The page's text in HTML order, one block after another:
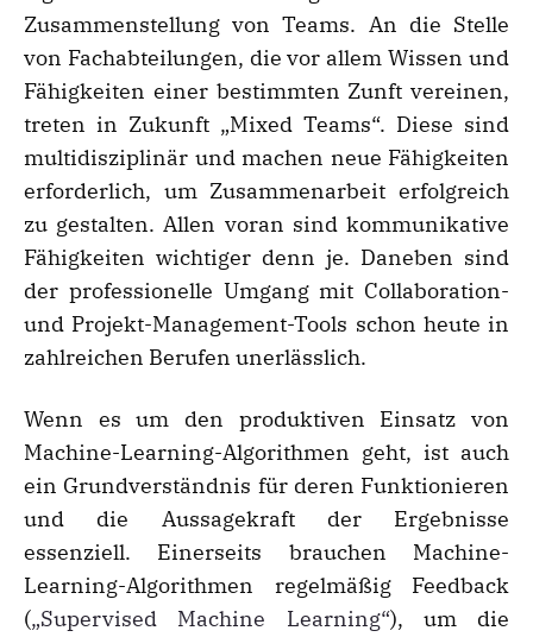
Zusammenstellung von Teams. An die Stelle
von Fachabteilungen, die vor allem Wissen und
Fähigkeiten einer bestimmten Zunft vereinen,
treten in Zukunft „Mixed Teams“. Diese sind
multidisziplinär und machen neue Fähigkeiten
erforderlich, um Zusammenarbeit erfolgreich
zu gestalten. Allen voran sind kommunikative
Fähigkeiten wichtiger denn je. Daneben sind
der professionelle Umgang mit Collaboration-
und Projekt-Management-Tools schon heute in
zahlreichen Berufen unerlässlich.
Wenn es um den produktiven Einsatz von
Machine-Learning-Algorithmen geht, ist auch
ein Grundverständnis für deren Funktionieren
und die Aussagekraft der Ergebnisse
essenziell. Einerseits brauchen Machine-
Learning-Algorithmen regelmäßig Feedback
(„Supervised Machine Learning“), um die